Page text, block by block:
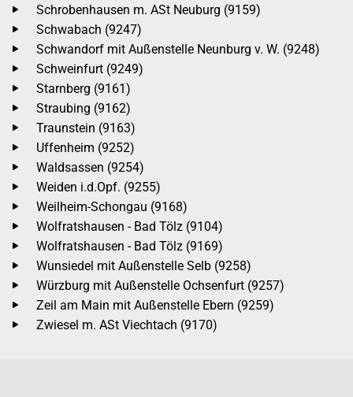
Schrobenhausen m. ASt Neuburg (9159)
Schwabach (9247)
Schwandorf mit Außenstelle Neunburg v. W. (9248)
Schweinfurt (9249)
Starnberg (9161)
Straubing (9162)
Traunstein (9163)
Uffenheim (9252)
Waldsassen (9254)
Weiden i.d.Opf. (9255)
Weilheim-Schongau (9168)
Wolfratshausen - Bad Tölz (9104)
Wolfratshausen - Bad Tölz (9169)
Wunsiedel mit Außenstelle Selb (9258)
Würzburg mit Außenstelle Ochsenfurt (9257)
Zeil am Main mit Außenstelle Ebern (9259)
Zwiesel m. ASt Viechtach (9170)